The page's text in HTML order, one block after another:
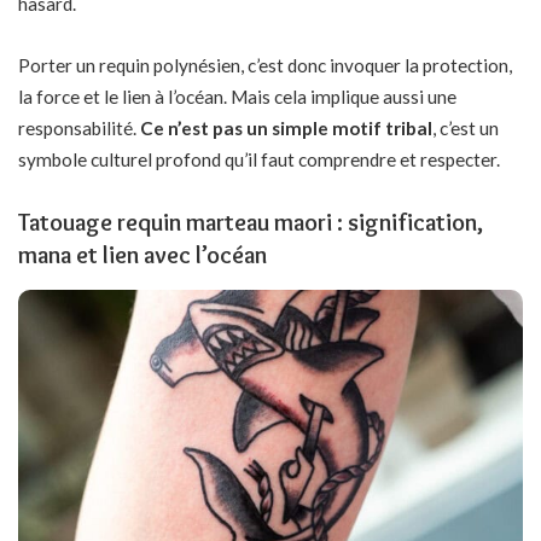
Porter un requin polynésien, c’est donc invoquer la protection,
la force et le lien à l’océan. Mais cela implique aussi une
responsabilité. Ce n’est pas un simple motif tribal, c’est un
symbole culturel profond qu’il faut comprendre et respecter.
Tatouage requin marteau maori : signification,
mana et lien avec l’océan